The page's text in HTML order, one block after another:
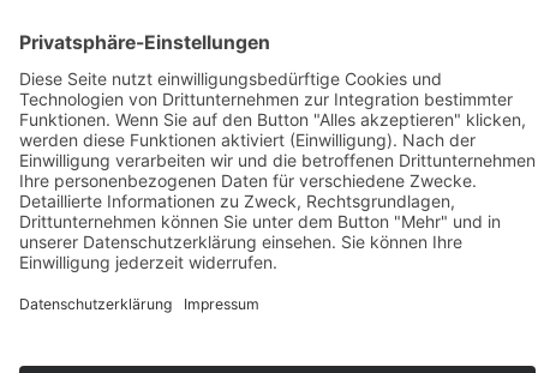
Jetzt an der STUDIE360 teilnehmen
Wir möchten Transparenz mit einheitlichen Kriterien
schaffen und Hürden abbauen, deshalb ist uns Ihre
kostenlose Teilnahme wichtig. Die Ergebnisse werden
umgehend nach Teilnahme und Auswertung auf
unserer Webseite zur Verfügung gestellt.
Jetzt teilnehmen